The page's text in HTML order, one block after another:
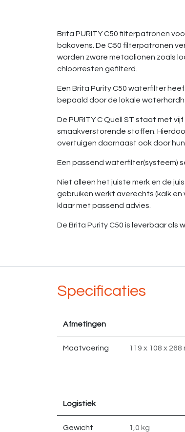
Brita PURITY C50 filterpatronen
bakovens. De C50 filterpatronen
worden zware metaalionen zoals
chloorresten gefilterd.
Een Brita Purity C50 waterfilter
bepaald door de lokale
De PURITY C Quell ST staat met
smaakverstorende stoffen.
overtuigen daarnaast ook door
Een passend waterfilter(systeem)
Niet alleen het juiste merk en de
gebruiken werkt averechts (kalk
klaar met passend advies.
De Brita Purity C50 is leverbaar als
Specificaties
Afmetingen
Maatvoering 119 x 108 x 268
Logistiek
Gewicht 1,0 kg